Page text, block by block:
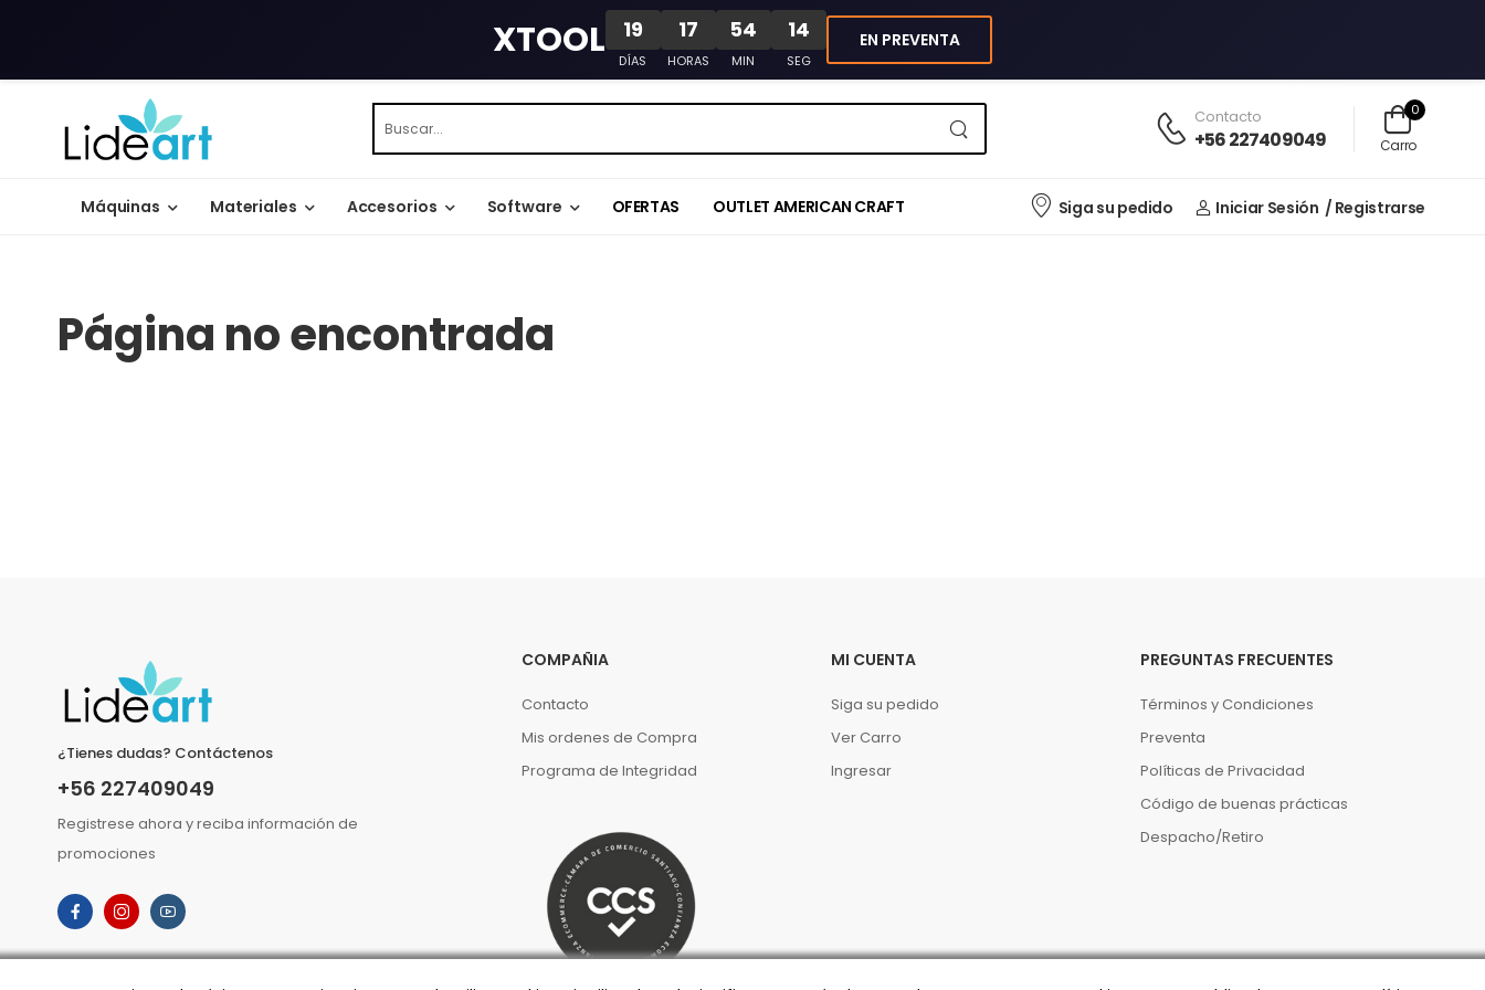
XTOOL 19
DÍAS
17
HORAS
54
MIN
14
SEG
EN PREVENTA
Contacto
+56 227409049
0
Carro
Máquinas Materiales Accesorios Software OFERTAS OUTLET AMERICAN CRAFT Siga su pedido Iniciar Sesión / Registrarse
Página no encontrada
¿Tienes dudas? Contáctenos
+56 227409049
Registrese ahora y reciba información de
promociones
COMPAÑIA
Contacto
Mis ordenes de Compra
Programa de Integridad
MI CUENTA
Siga su pedido
Ver Carro
Ingresar
PREGUNTAS FRECUENTES
Términos y Condiciones
Preventa
Políticas de Privacidad
Código de buenas prácticas
Despacho/Retiro